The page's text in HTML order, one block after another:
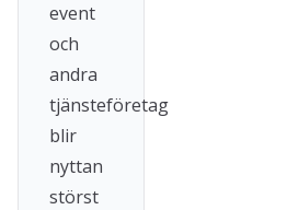
event
och
andra
tjänsteföretag
blir
nyttan
störst